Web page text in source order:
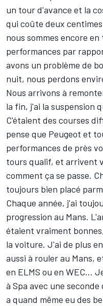
un tour d'avance et la
qui coûte deux
nous sommes encore
performances par
avons un problème de
nuit, nous perdons
Nous arrivons à
la fin, j'ai la suspension
C'étaient des courses
pense que Peugeot et
performances de près
tours qualif, et arrivent
comment ça se passe.
toujours bien placé
Chaque année, j'ai
progression au Mans.
étaient vraiment
la voiture. J'ai de plus
aussi à rouler au Mans,
en ELMS ou en WEC…
à Spa avec une
a quand même eu des